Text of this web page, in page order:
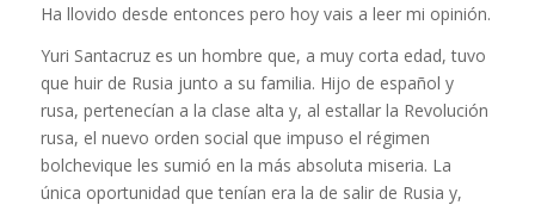
Ha llovido desde entonces pero hoy vais a leer mi opinión.
Yuri Santacruz es un hombre que, a muy corta edad, tuvo
que huir de Rusia junto a su familia. Hijo de español y
rusa, pertenecían a la clase alta y, al estallar la Revolución
rusa, el nuevo orden social que impuso el régimen
bolchevique les sumió en la más absoluta miseria. La
única oportunidad que tenían era la de salir de Rusia y,